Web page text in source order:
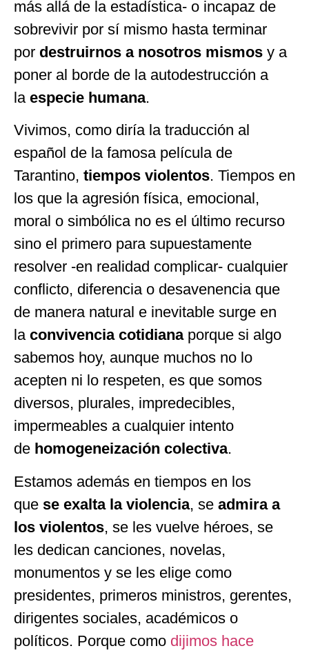
más allá de la estadística- o incapaz de
sobrevivir por sí mismo hasta terminar
por destruirnos a nosotros mismos y a
poner al borde de la autodestrucción a
la especie humana.
Vivimos, como diría la traducción al
español de la famosa película de
Tarantino, tiempos violentos. Tiempos en
los que la agresión física, emocional,
moral o simbólica no es el último recurso
sino el primero para supuestamente
resolver -en realidad complicar- cualquier
conflicto, diferencia o desavenencia que
de manera natural e inevitable surge en
la convivencia cotidianaporque si algo
sabemos hoy, aunque muchos no lo
acepten ni lo respeten, es que somos
diversos, plurales, impredecibles,
impermeables a cualquier intento
de homogeneización colectiva.
Estamos además en tiempos en los
que se exalta la violencia, se admira a
los violentos, se les vuelve héroes, se
les dedican canciones, novelas,
monumentos y se les elige como
presidentes, primeros ministros, gerentes,
dirigentes sociales, académicos o
políticos. Porque como dijimos hace